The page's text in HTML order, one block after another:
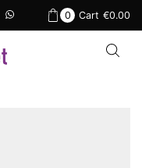
0 Cart €0.00